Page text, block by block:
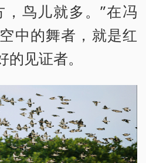
，鸟儿就多。”在冯
中的舞者，就是红
见证者。